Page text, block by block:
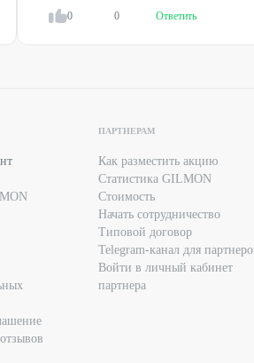
0 0 Ответить
ПАРТНЕРАМ
Как разместить акцию
Статистика GILMON
Стоимость
Начать сотрудничество
Типовой договор
Telegram-канал для
Войти в личный кабинет
партнера